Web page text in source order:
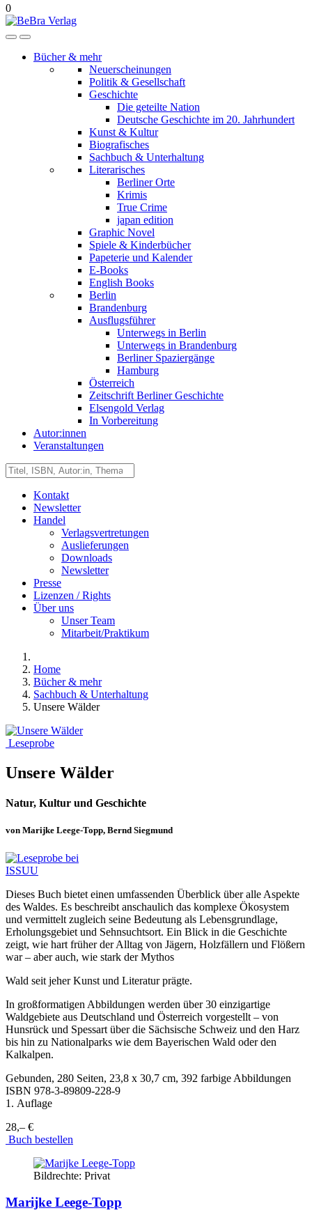
0
Bücher & mehr
Neuerscheinungen
Politik & Gesellschaft
Geschichte
Die geteilte Nation
Deutsche Geschichte im 20. Jahrhundert
Kunst & Kultur
Biografisches
Sachbuch & Unterhaltung
Literarisches
Berliner Orte
Krimis
True Crime
japan edition
Graphic Novel
Spiele & Kinderbücher
Papeterie und Kalender
E-Books
English Books
Berlin
Brandenburg
Ausflugsführer
Unterwegs in Berlin
Unterwegs in Brandenburg
Berliner Spaziergänge
Hamburg
Österreich
Zeitschrift Berliner Geschichte
Elsengold Verlag
In Vorbereitung
Autor:innen
Veranstaltungen
Kontakt
Newsletter
Handel
Verlagsvertretungen
Auslieferungen
Downloads
Newsletter
Presse
Lizenzen / Rights
Über uns
Unser Team
Mitarbeit/Praktikum
Home
Bücher & mehr
Sachbuch & Unterhaltung
Unsere Wälder
Leseprobe
Unsere Wälder
Natur, Kultur und Geschichte
von Marijke Leege-Topp, Bernd Siegmund
Dieses Buch bietet einen umfassenden Überblick über alle Aspekte
des Waldes. Es beschreibt anschaulich das komplexe Ökosystem
und vermittelt zugleich seine Bedeutung als Lebensgrundlage,
Erholungsgebiet und Sehnsuchtsort. Ein Blick in die Geschichte
zeigt, wie hart früher der Alltag von Jägern, Holzfällern und Flößern
war – aber auch, wie stark der Mythos
Wald seit jeher Kunst und Literatur prägte.
In großformatigen Abbildungen werden über 30 einzigartige
Waldgebiete aus Deutschland und Österreich vorgestellt – von
Hunsrück und Spessart über die Sächsische Schweiz und den Harz
bis hin zu Nationalparks wie dem Bayerischen Wald oder den
Kalkalpen.
Gebunden, 280 Seiten, 23,8 x 30,7 cm, 392 farbige Abbildungen
ISBN 978-3-89809-228-9
1. Auflage
28,– €
Buch bestellen
Bildrechte: Privat
Marijke Leege-Topp